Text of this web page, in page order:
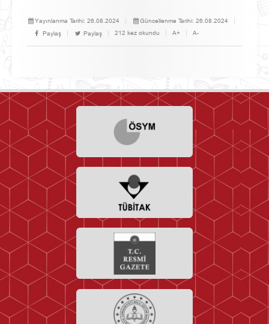
Yayınlanma Tarihi: 26.08.2024 Güncellenme Tarihi: 26.08.2024
Paylaş
Paylaş 212 kez okundu A+ A-